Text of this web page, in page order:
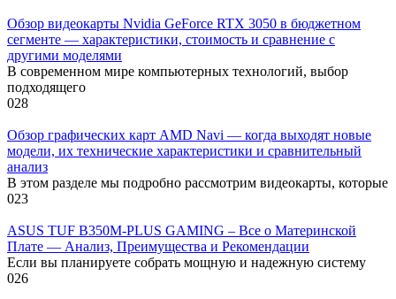
Обзор видеокарты Nvidia GeForce RTX 3050 в бюджетном
сегменте — характеристики, стоимость и сравнение с
другими моделями
В современном мире компьютерных технологий, выбор
подходящего
028
Обзор графических карт AMD Navi — когда выходят новые
модели, их технические характеристики и сравнительный
анализ
В этом разделе мы подробно рассмотрим видеокарты, которые
023
ASUS TUF B350M-PLUS GAMING – Все о Материнской
Плате — Анализ, Преимущества и Рекомендации
Если вы планируете собрать мощную и надежную систему
026